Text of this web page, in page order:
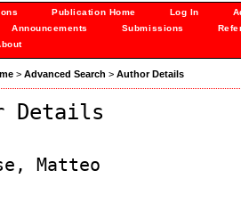
Publication Home Log In
Announcements Submissions
> Advanced Search > Author Details
Details
Matteo